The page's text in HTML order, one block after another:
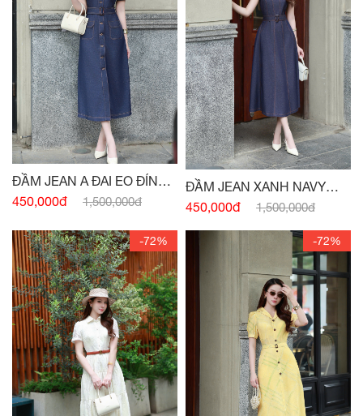
ĐẦM JEAN A ĐAI EO ĐÍNH
CÚC
450,000đ 1,500,000đ
ĐẦM JEAN XANH NAVY
SÁT NÁCH ĐAI EO
450,000đ 1,500,000đ
-72% -72%